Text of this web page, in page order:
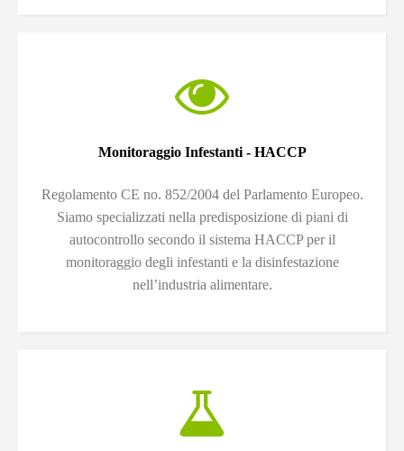
Monitoraggio Infestanti - HACCP
Regolamento CE no. 852/2004 del Parlamento Europeo.
Siamo specializzati nella predisposizione di piani di
autocontrollo secondo il sistema HACCP per il
monitoraggio degli infestanti e la disinfestazione
nell’industria alimentare.